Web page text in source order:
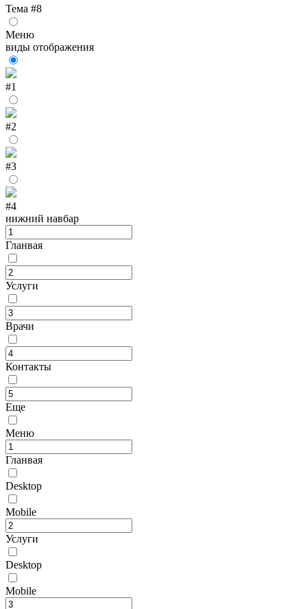
Тема #8
Меню
виды отображения
#1
#2
#3
#4
нижний навбар
Гланвая
Услуги
Врачи
Контакты
Еще
Меню
Гланвая
Desktop
Mobile
Услуги
Desktop
Mobile